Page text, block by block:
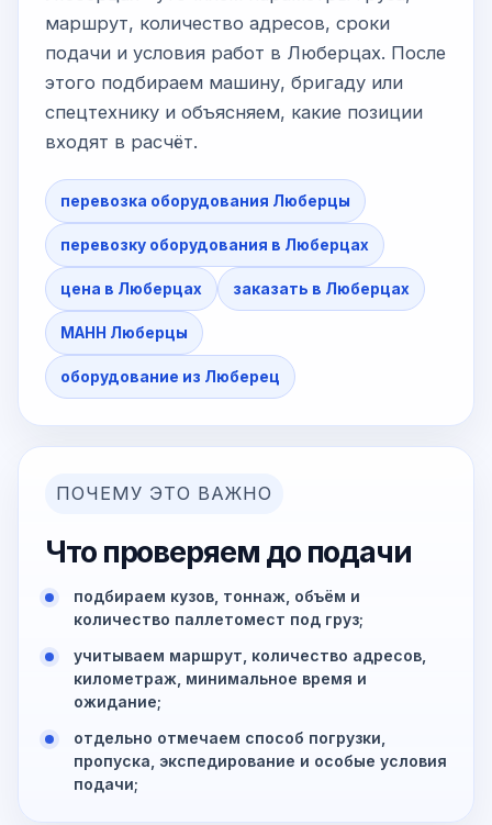
маршрут, количество адресов, сроки
подачи и условия работ в Люберцах. После
этого подбираем машину, бригаду или
спецтехнику и объясняем, какие позиции
входят в расчёт.
перевозка оборудования Люберцы
перевозку оборудования в Люберцах
цена в Люберцах заказать в Люберцах
МАНН Люберцы
оборудование из Люберец
ПОЧЕМУ ЭТО ВАЖНО
Что проверяем до подачи
подбираем кузов, тоннаж, объём и
количество паллетомест под груз;
учитываем маршрут, количество адресов,
километраж, минимальное время и
ожидание;
отдельно отмечаем способ погрузки,
пропуска, экспедирование и особые условия
подачи;